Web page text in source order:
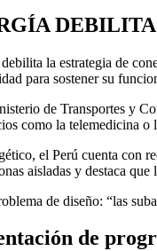
la estrategia de
para sostener su
de Transportes y
como la telemedicina o
el Perú cuenta con
aisladas y destaca
de diseño: “las
de